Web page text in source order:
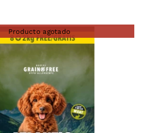
Producto agotado
DETAILS